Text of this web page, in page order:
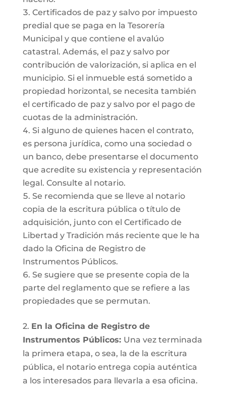
Certificados de paz y salvo por impuesto
predial que se paga en la Tesorería
Municipal y que contiene el avalúo
catastral. Además, el paz y salvo por
contribución de valorización, si aplica en el
municipio. Si el inmueble está sometido a
propiedad horizontal, se necesita también
el certificado de paz y salvo por el pago de
cuotas de la administración.
Si alguno de quienes hacen el contrato,
es persona jurídica, como una sociedad o
un banco, debe presentarse el documento
que acredite su existencia y representación
legal. Consulte al notario.
Se recomienda que se lleve al notario
copia de la escritura pública o título de
adquisición, junto con el Certificado de
Libertad y Tradición más reciente que le ha
dado la Oficina de Registro de
Instrumentos Públicos.
Se sugiere que se presente copia de la
parte del reglamento que se refiere a las
propiedades que se permutan.
2. En la Oficina de Registro de
Instrumentos Públicos: Una vez terminada
la primera etapa, o sea, la de la escritura
pública, el notario entrega copia auténtica
a los interesados para llevarla a esa oficina.